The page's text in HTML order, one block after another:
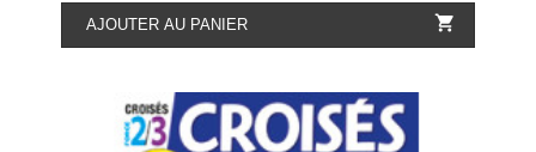
AJOUTER AU PANIER 